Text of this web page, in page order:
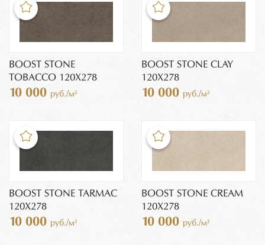
BOOST STONE
TOBACCO 120X278
10 000 руб./м²
BOOST STONE CLAY
120X278
10 000 руб./м²
BOOST STONE TARMAC
120X278
10 000 руб./м²
BOOST STONE CREAM
120X278
10 000 руб./м²